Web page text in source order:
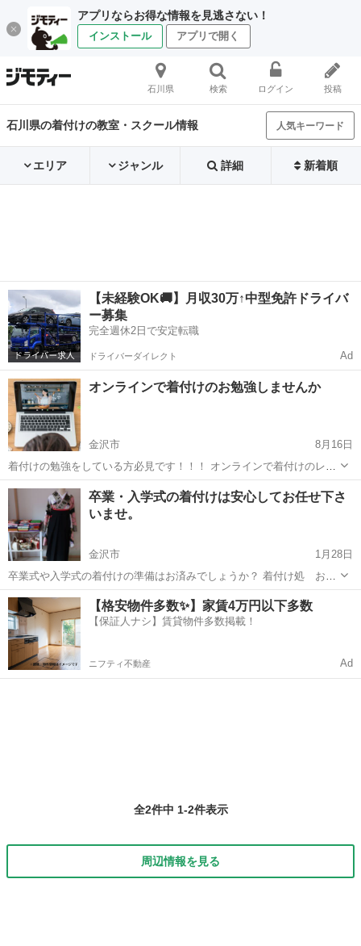
アプリならお得な情報を見逃さない！
インストール アプリで開く
石川県 検索 ログイン 投稿
石川県の着付けの教室・スクール情報 人気キーワード
エリア ジャンル 詳細 新着順
【未経験OK🚚】月収30万↑中型免許ドライバ
ー募集
完全週休2日で安定転職
ドライバーダイレクト Ad
オンラインで着付けのお勉強しませんか
金沢市
8月16日
着付けの勉強をしている方必見です！！！ オンラインで着付けのレッ
スンを受講できます♪ オンラインカルチャースクール【おんかる】は
現在新規生徒募集中です。 【おんかる】は大使館で英会話、米軍基地
の英会話、...
石川 金沢市 着付け オンライン
卒業・入学式の着付けは安心してお任せ下さ
いませ。
金沢市
1月28日
卒業式や入学式の着付けの準備はお済みでしょうか？ 着付け処 おし
ゃれ工房では各種着物と袴のレンタルをお安く提供させて頂いており
ます。 着付けはもちろんヘアセットも同時にお安くご利用頂けますの
で、まだご存じでない方、ご予約...
石川 金沢市 着付け
【格安物件多数✨】家賃4万円以下多数
【保証人ナシ】賃貸物件多数掲載！
ニフティ不動産 Ad
全2件中 1-2件表示
周辺情報を見る